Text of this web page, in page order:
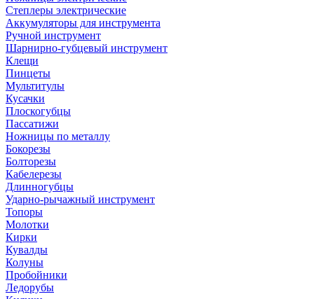
Степлеры электрические
Аккумуляторы для инструмента
Ручной инструмент
Шарнирно-губцевый инструмент
Клещи
Пинцеты
Мультитулы
Кусачки
Плоскогубцы
Пассатижи
Ножницы по металлу
Бокорезы
Болторезы
Кабелерезы
Длинногубцы
Ударно-рычажный инструмент
Топоры
Молотки
Кирки
Кувалды
Колуны
Пробойники
Ледорубы